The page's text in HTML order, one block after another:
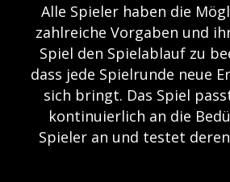
Alle Spieler haben die
zahlreiche Vorgaben und
Spiel den Spielablauf zu
dass jede Spielrunde neue
sich bringt. Das Spiel
kontinuierlich an die
Spieler an und testet